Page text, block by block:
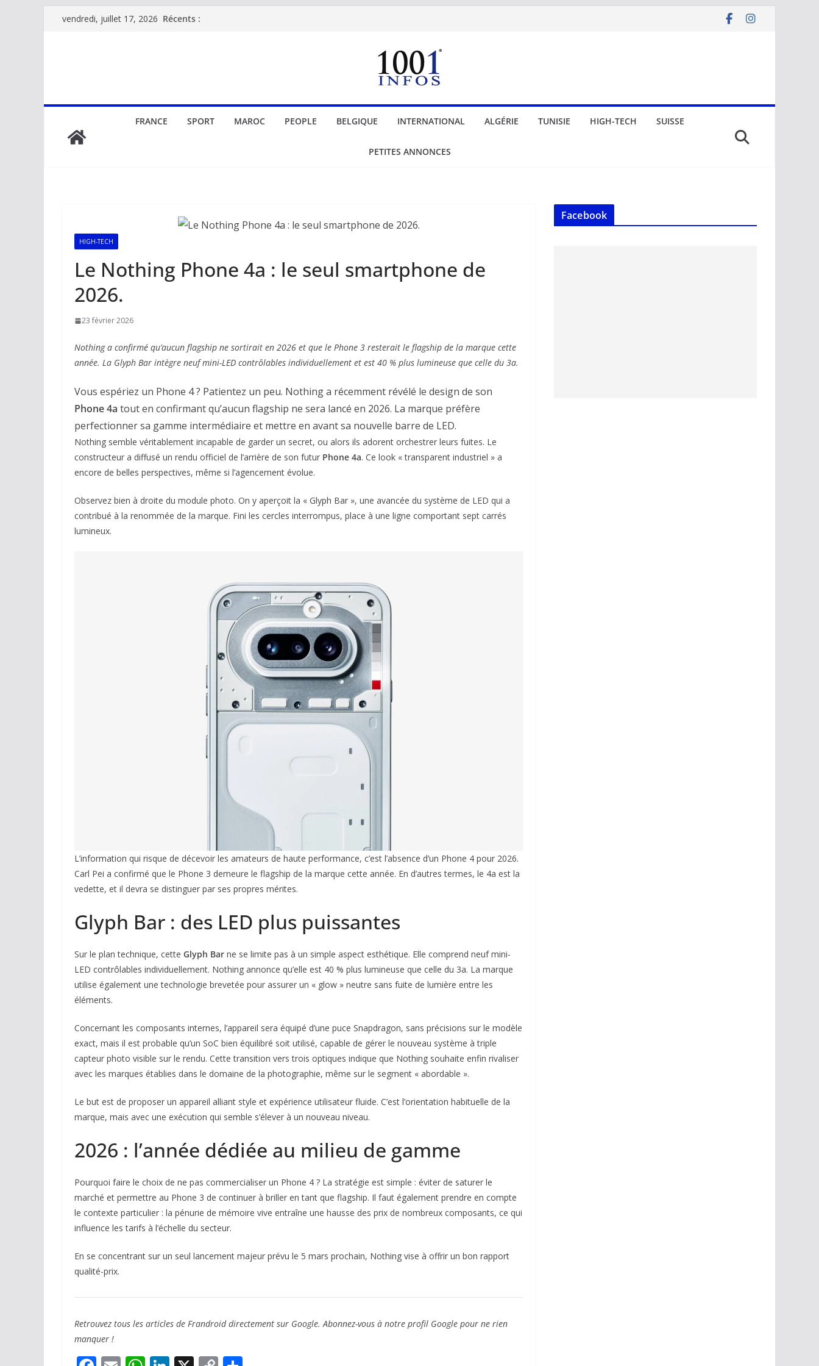
Passervendredi, juillet 17, 2026 Récents :
FRANCE SPORT MAROC PEOPLE BELGIQUE INTERNATIONAL ALGÉRIE TUNISIE HIGH-TECH SUISSE
PETITES ANNONCES
HIGH-TECH
Le Nothing Phone 4a : le seul smartphone de
2026.
23 février 2026
Nothing a confirmé qu’aucun flagship ne sortirait en 2026 et que le Phone 3 resterait le flagship de la marque cette
année. La Glyph Bar intègre neuf mini-LED contrôlables individuellement et est 40 % plus lumineuse que celle du 3a.
Vous espériez un Phone 4 ? Patientez un peu. Nothing a récemment révélé le design de son
Phone 4a tout en confirmant qu’aucun flagship ne sera lancé en 2026. La marque préfère
perfectionner sa gamme intermédiaire et mettre en avant sa nouvelle barre de LED.
Nothing semble véritablement incapable de garder un secret, ou alors ils adorent orchestrer leurs fuites. Le
constructeur a diffusé un rendu officiel de l’arrière de son futur Phone 4a. Ce look « transparent industriel » a
encore de belles perspectives, même si l’agencement évolue.
Observez bien à droite du module photo. On y aperçoit la « Glyph Bar », une avancée du système de LED qui a
contribué à la renommée de la marque. Fini les cercles interrompus, place à une ligne comportant sept carrés
lumineux.
L’information qui risque de décevoir les amateurs de haute performance, c’est l’absence d’un Phone 4 pour 2026.
Carl Pei a confirmé que le Phone 3 demeure le flagship de la marque cette année. En d’autres termes, le 4a est la
vedette, et il devra se distinguer par ses propres mérites.
Glyph Bar : des LED plus puissantes
Sur le plan technique, cette Glyph Bar ne se limite pas à un simple aspect esthétique. Elle comprend neuf mini-
LED contrôlables individuellement. Nothing annonce qu’elle est 40 % plus lumineuse que celle du 3a. La marque
utilise également une technologie brevetée pour assurer un « glow » neutre sans fuite de lumière entre les
éléments.
Concernant les composants internes, l’appareil sera équipé d’une puce Snapdragon, sans précisions sur le modèle
exact, mais il est probable qu’un SoC bien équilibré soit utilisé, capable de gérer le nouveau système à triple
capteur photo visible sur le rendu. Cette transition vers trois optiques indique que Nothing souhaite enfin rivaliser
avec les marques établies dans le domaine de la photographie, même sur le segment « abordable ».
Le but est de proposer un appareil alliant style et expérience utilisateur fluide. C’est l’orientation habituelle de la
marque, mais avec une exécution qui semble s’élever à un nouveau niveau.
2026 : l’année dédiée au milieu de gamme
Pourquoi faire le choix de ne pas commercialiser un Phone 4 ? La stratégie est simple : éviter de saturer le
marché et permettre au Phone 3 de continuer à briller en tant que flagship. Il faut également prendre en compte
le contexte particulier : la pénurie de mémoire vive entraîne une hausse des prix de nombreux composants, ce qui
influence les tarifs à l’échelle du secteur.
En se concentrant sur un seul lancement majeur prévu le 5 mars prochain, Nothing vise à offrir un bon rapport
qualité-prix.
Retrouvez tous les articles de Frandroid directement sur Google. Abonnez-vous à notre profil Google pour ne rien
manquer !
Facebook